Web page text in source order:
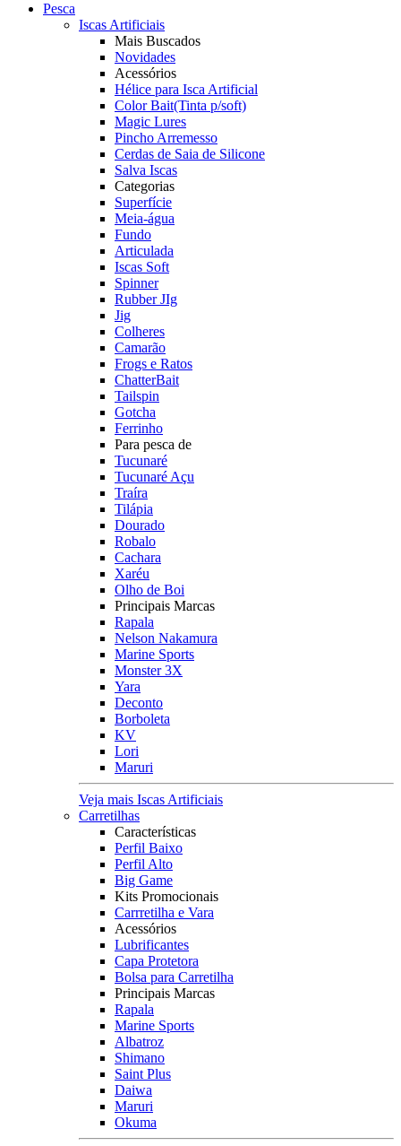
Pesca
Iscas Artificiais
Mais Buscados
Novidades
Acessórios
Hélice para Isca Artificial
Color Bait(Tinta p/soft)
Magic Lures
Pincho Arremesso
Cerdas de Saia de Silicone
Salva Iscas
Categorias
Superfície
Meia-água
Fundo
Articulada
Iscas Soft
Spinner
Rubber JIg
Jig
Colheres
Camarão
Frogs e Ratos
ChatterBait
Tailspin
Gotcha
Ferrinho
Para pesca de
Tucunaré
Tucunaré Açu
Traíra
Tilápia
Dourado
Robalo
Cachara
Xaréu
Olho de Boi
Principais Marcas
Rapala
Nelson Nakamura
Marine Sports
Monster 3X
Yara
Deconto
Borboleta
KV
Lori
Maruri
Veja mais Iscas Artificiais
Carretilhas
Características
Perfil Baixo
Perfil Alto
Big Game
Kits Promocionais
Carrretilha e Vara
Acessórios
Lubrificantes
Capa Protetora
Bolsa para Carretilha
Principais Marcas
Rapala
Marine Sports
Albatroz
Shimano
Saint Plus
Daiwa
Maruri
Okuma